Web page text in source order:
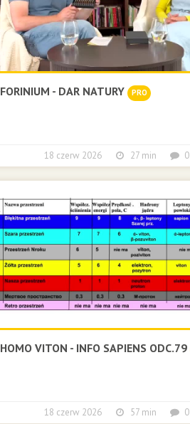
FORINIUM - DAR NATURY PRO
18 czerw 2026 27 min 0
HOMO VITON - INFO SAPIENS ODC.79
18 czerw 2026 57 min 0